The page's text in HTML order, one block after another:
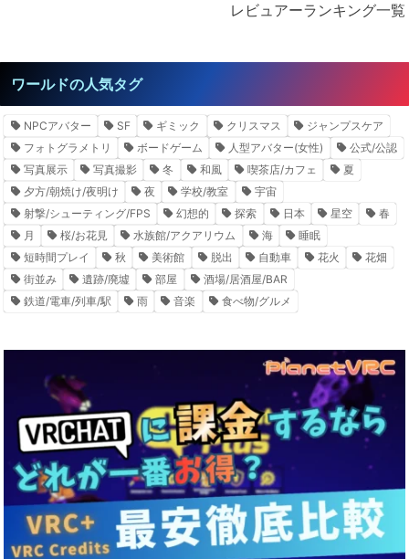
レビュアーランキング一覧
ワールドの人気タグ
NPCアバター SF ギミック クリスマス
ジャンプスケア
フォトグラメトリ
ボードゲーム 人型アバター(女性)
公式/公認
写真展示
写真撮影 冬 和風 喫茶店/カフェ
夏
夕方/朝焼け/夜明け
夜 学校/教室
宇宙
射撃/シューティング/FPS
幻想的 探索 日本 星空
春
月
桜/お花見 水族館/アクアリウム 海
睡眠
短時間プレイ
秋 美術館 脱出 自動車 花火
花畑
街並み
遺跡/廃墟 部屋
酒場/居酒屋/BAR
鉄道/電車/列車/駅
雨 音楽 食べ物/グルメ